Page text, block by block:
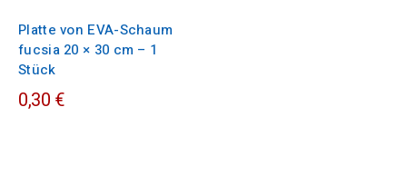
Platte von EVA-Schaum
fucsia 20 × 30 cm – 1
Stück
0,30 €